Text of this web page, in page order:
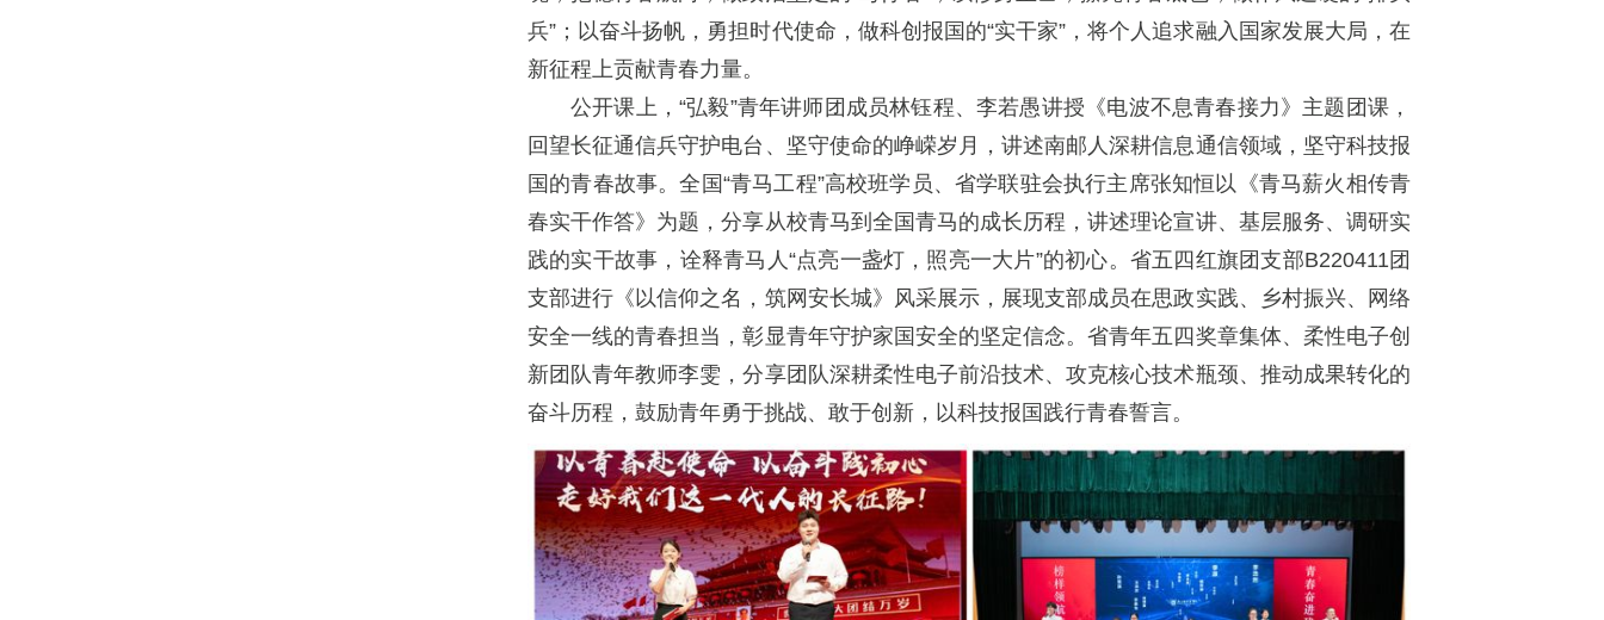
兵”；以奋斗扬帆，勇担时代使命，做科创报国的“实干家”，将个人追求融入国家发展大局，在
新征程上贡献青春力量。
公开课上，“弘毅”青年讲师团成员林钰程、李若愚讲授《电波不息青春接力》主题团课，
回望长征通信兵守护电台、坚守使命的峥嵘岁月，讲述南邮人深耕信息通信领域，坚守科技报
国的青春故事。全国“青马工程”高校班学员、省学联驻会执行主席张知恒以《青马薪火相传青
春实干作答》为题，分享从校青马到全国青马的成长历程，讲述理论宣讲、基层服务、调研实
践的实干故事，诠释青马人“点亮一盏灯，照亮一大片”的初心。省五四红旗团支部B220411团
支部进行《以信仰之名，筑网安长城》风采展示，展现支部成员在思政实践、乡村振兴、网络
安全一线的青春担当，彰显青年守护家国安全的坚定信念。省青年五四奖章集体、柔性电子创
新团队青年教师李雯，分享团队深耕柔性电子前沿技术、攻克核心技术瓶颈、推动成果转化的
奋斗历程，鼓励青年勇于挑战、敢于创新，以科技报国践行青春誓言。